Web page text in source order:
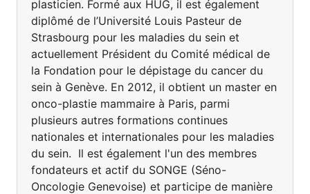
plasticien. Formé aux HUG, il est également
diplômé de l’Université Louis Pasteur de
Strasbourg pour les maladies du sein et
actuellement Président du Comité médical de
la Fondation pour le dépistage du cancer du
sein à Genève. En 2012, il obtient un master en
onco-plastie mammaire à Paris, parmi
plusieurs autres formations continues
nationales et internationales pour les maladies
du sein. Il est également l'un des membres
fondateurs et actif du SONGE (Séno-
Oncologie Genevoise) et participe de manière